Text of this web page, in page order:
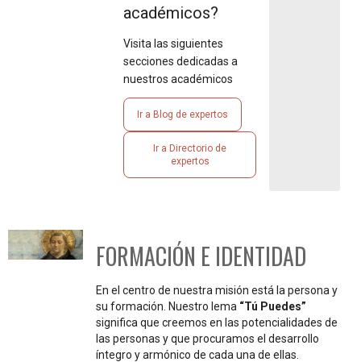
académicos?
Visita las siguientes
secciones dedicadas a
nuestros académicos
Ir a Blog de expertos
Ir a Directorio de
expertos
FORMACIÓN E IDENTIDAD
En el centro de nuestra misión está la persona y
su formación. Nuestro lema “Tú Puedes”
significa que creemos en las potencialidades de
las personas y que procuramos el desarrollo
íntegro y armónico de cada una de ellas.